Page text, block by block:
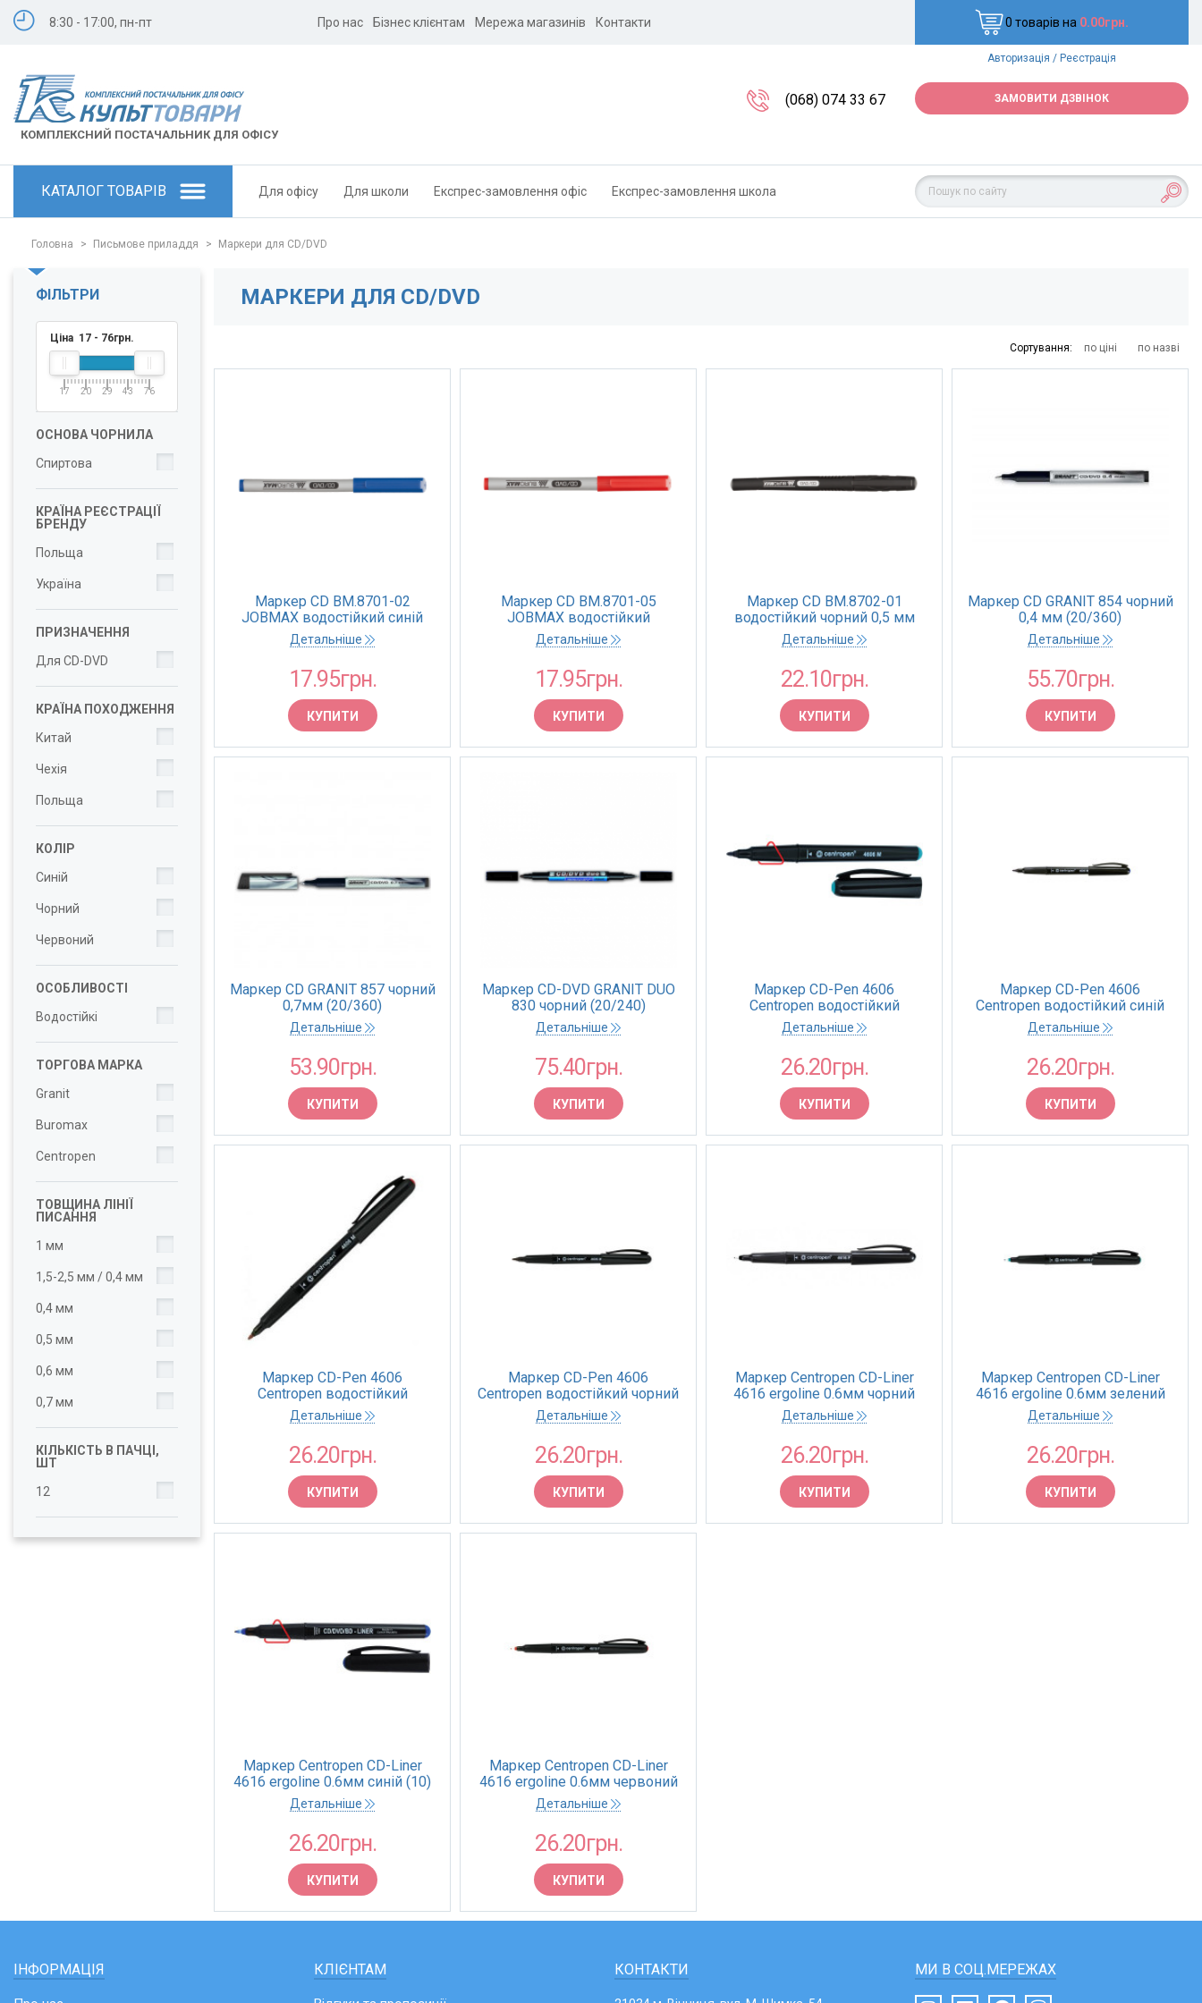
8:30 - 17:00, пн-пт Про нас Бізнес клієнтам Мережа магазинів Контакти 0 товарів на 0.00грн.
Авторизація / Реєстрація
КОМПЛЕКСНИЙ ПОСТАЧАЛЬНИК ДЛЯ ОФІСУ
(068) 074 33 67 ЗАМОВИТИ ДЗВІНОК
КАТАЛОГ ТОВАРІВ Для офісу Для школи Експрес-замовлення офіс Експрес-замовлення школа
Головна > Письмове приладдя > Маркери для CD/DVD
ФІЛЬТРИ
Ціна 17 - 76грн.
17 20 29 43 76
ОСНОВА ЧОРНИЛА
Спиртова
КРАЇНА РЕЄСТРАЦІЇ
БРЕНДУ
Польща
Україна
ПРИЗНАЧЕННЯ
Для CD-DVD
КРАЇНА ПОХОДЖЕННЯ
Китай
Чехія
Польща
КОЛІР
Синій
Чорний
Червоний
ОСОБЛИВОСТІ
Водостійкі
ТОРГОВА МАРКА
Granit
Buromax
Centropen
ТОВЩИНА ЛІНІЇ
ПИСАННЯ
1 мм
1,5-2,5 мм / 0,4 мм
0,4 мм
0,5 мм
0,6 мм
0,7 мм
КІЛЬКІСТЬ В ПАЧЦІ,
ШТ
12
МАРКЕРИ ДЛЯ CD/DVD
Сортування: по ціні по назві
Маркер CD BM.8701-02
JOBMAX водостійкий синій
0,6мм (12/144)
Детальніше
17.95грн.
КУПИТИ
Маркер CD BM.8701-05
JOBMAX водостійкий
червоний 0,6мм (12/144)
Детальніше
17.95грн.
КУПИТИ
Маркер CD BM.8702-01
водостійкий чорний 0,5 мм
(12/72)
Детальніше
22.10грн.
КУПИТИ
Маркер CD GRANIT 854 чорний
0,4 мм (20/360)
Детальніше
55.70грн.
КУПИТИ
Маркер CD GRANIT 857 чорний
0,7мм (20/360)
Детальніше
53.90грн.
КУПИТИ
Маркер CD-DVD GRANIT DUO
830 чорний (20/240)
Детальніше
75.40грн.
КУПИТИ
Маркер CD-Pen 4606
Centropen водостійкий
зелений 1.0 мм (10)
Детальніше
26.20грн.
КУПИТИ
Маркер CD-Pen 4606
Centropen водостійкий синій
1.0 мм (10)
Детальніше
26.20грн.
КУПИТИ
Маркер CD-Pen 4606
Centropen водостійкий
червоний 1.0 мм (10)
Детальніше
26.20грн.
КУПИТИ
Маркер CD-Pen 4606
Centropen водостійкий чорний
1.0 мм (10)
Детальніше
26.20грн.
КУПИТИ
Маркер Centropen CD-Liner
4616 ergoline 0.6мм чорний
(10)
Детальніше
26.20грн.
КУПИТИ
Маркер Centropen CD-Liner
4616 ergoline 0.6мм зелений
(10)
Детальніше
26.20грн.
КУПИТИ
Маркер Centropen CD-Liner
4616 ergoline 0.6мм синій (10)
Детальніше
26.20грн.
КУПИТИ
Маркер Centropen CD-Liner
4616 ergoline 0.6мм червоний
(10)
Детальніше
26.20грн.
КУПИТИ
ІНФОРМАЦІЯ КЛІЄНТАМ КОНТАКТИ МИ В СОЦ.МЕРЕЖАХ